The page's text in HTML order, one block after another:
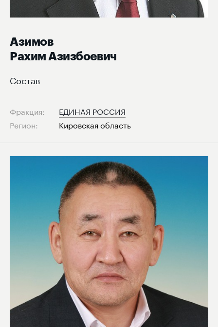
Азимов
Рахим Азизбоевич
Состав
Фракция:
ЕДИНАЯ РОССИЯ
Регион:
Кировская область